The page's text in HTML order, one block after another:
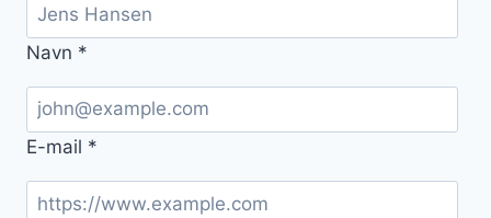
Navn *
E-mail *